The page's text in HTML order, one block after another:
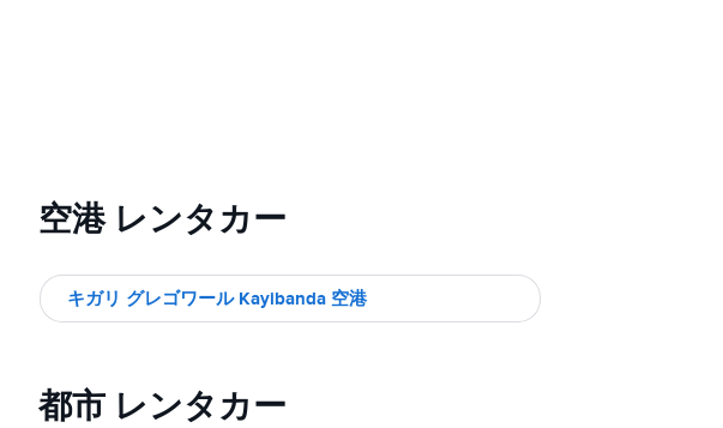
空港 レンタカー
キガリ グレゴワール Kayibanda 空港
都市 レンタカー